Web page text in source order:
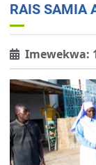
RAIS SAMIA
Imewekwa: